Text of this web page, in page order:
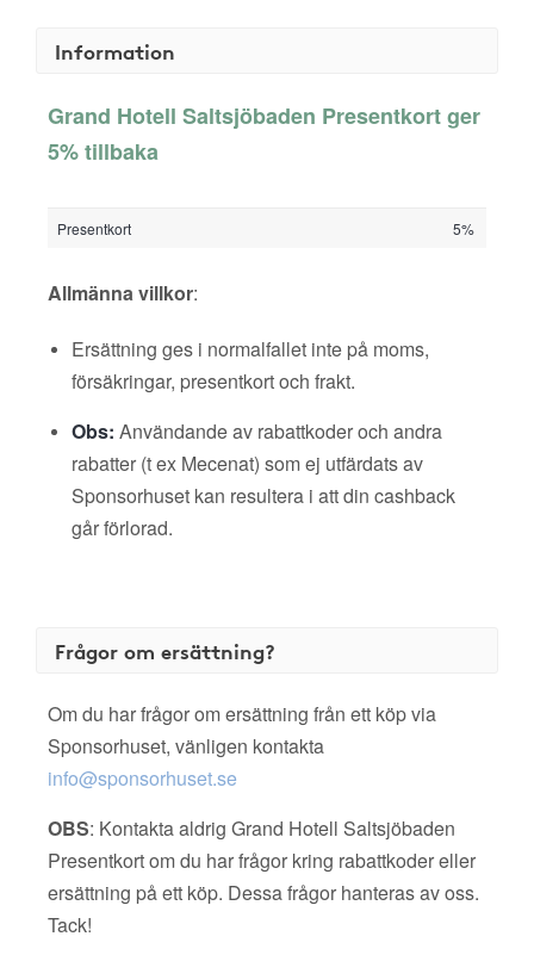
Information
Grand Hotell Saltsjöbaden Presentkort ger
5% tillbaka
Presentkort 5%
Allmänna villkor:
Ersättning ges i normalfallet inte på moms,
försäkringar, presentkort och frakt.
Obs: Användande av rabattkoder och andra
rabatter (t ex Mecenat) som ej utfärdats av
Sponsorhuset kan resultera i att din cashback
går förlorad.
Frågor om ersättning?
Om du har frågor om ersättning från ett köp via
Sponsorhuset, vänligen kontakta
info@sponsorhuset.se
OBS: Kontakta aldrig Grand Hotell Saltsjöbaden
Presentkort om du har frågor kring rabattkoder eller
ersättning på ett köp. Dessa frågor hanteras av oss.
Tack!